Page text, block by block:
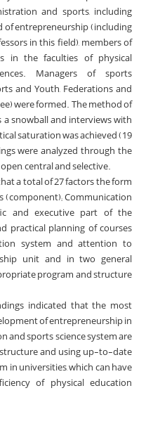
and sports, including
of entrepreneurship (including
in this field), members of
in the faculties of physical
Managers of sports
and Youth, Federations and
were formed. The method of
snowball and interviews with
saturation was achieved (19
were analyzed through the
central and selective.
a total of 27 factors the form
(component); Communication
and executive part of the
practical planning of courses
system and attention to
unit and in two general
program and structure
indicated that the most
of entrepreneurship in
and sports science system are
and using up-to-date
in universities, which can have
of physical education